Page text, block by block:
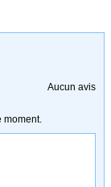
Aucun avis